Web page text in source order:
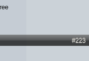
#223